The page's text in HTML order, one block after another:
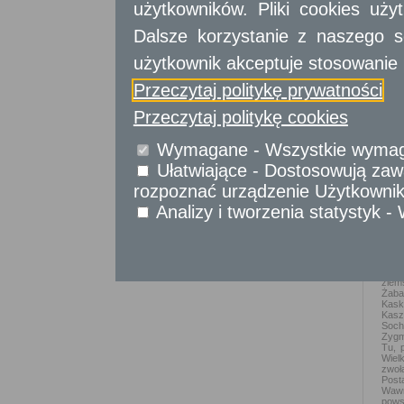
Katalog usług
tej jednostki
roku
w
Tu,
użytkowników. Pliki cookies
Dalsze korzystanie z naszego
użytkownik akceptuje stosowanie
Przeczytaj politykę prywatności
Przeczytaj politykę cookies
Wymagane - Wszystkie
Ułatwiające - Dostosowują
rozpoznać urządzenie
Analizy i tworzenia statystyk -